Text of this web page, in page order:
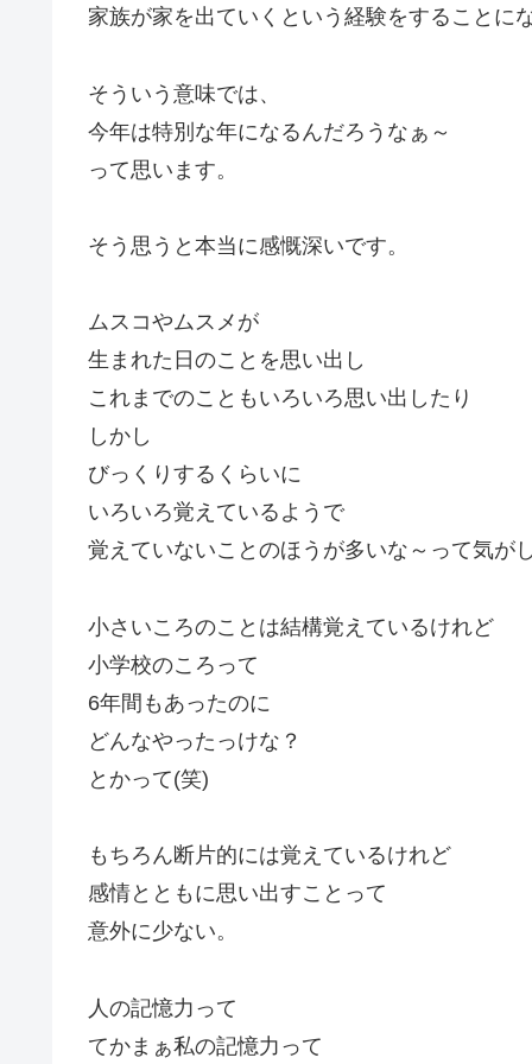
家族が家を出ていくという経験をすることに
そういう意味では、
今年は特別な年になるんだろうなぁ～
って思います。
そう思うと本当に感慨深いです。
ムスコやムスメが
生まれた日のことを思い出し
これまでのこともいろいろ思い出したり
しかし
びっくりするくらいに
いろいろ覚えているようで
覚えていないことのほうが多いな～って気が
小さいころのことは結構覚えているけれど
小学校のころって
6年間もあったのに
どんなやったっけな？
とかって(笑)
もちろん断片的には覚えているけれど
感情とともに思い出すことって
意外に少ない。
人の記憶力って
てかまぁ私の記憶力って